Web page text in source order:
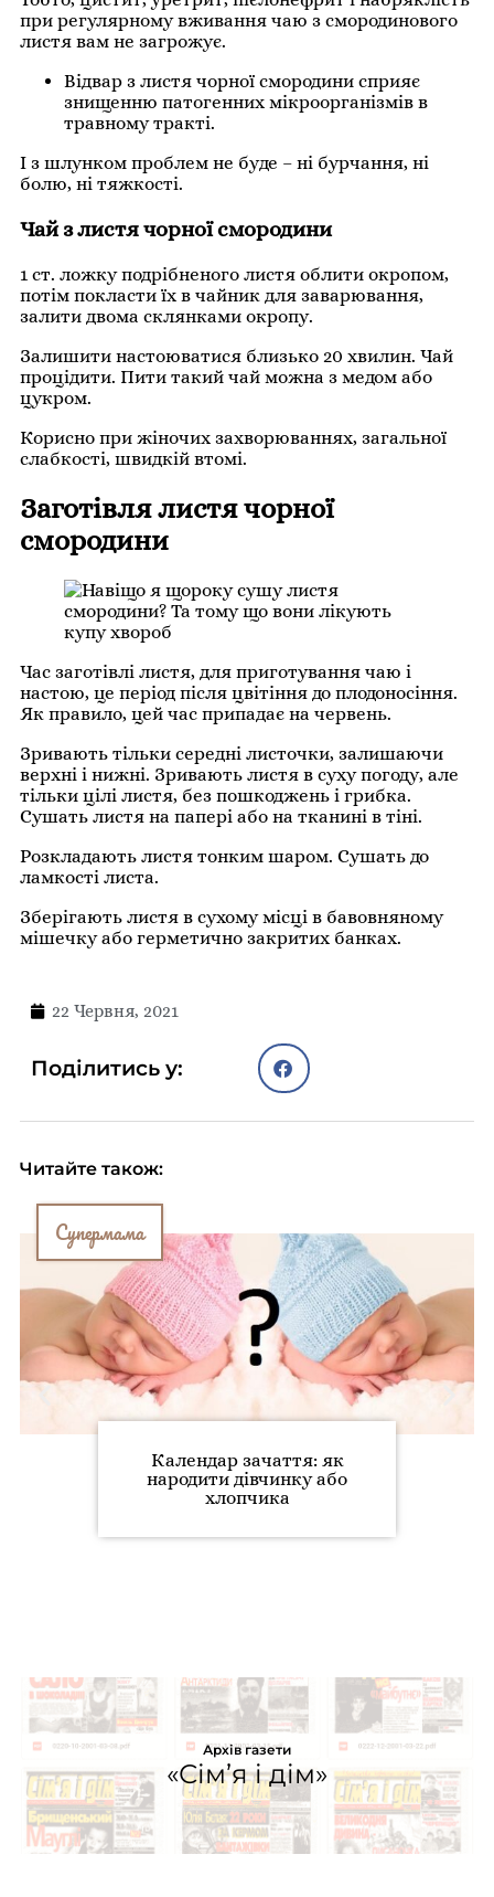
при регулярному вживання чаю з смородинового
листя вам не загрожує.
Відвар з листя чорної смородини сприяє
знищенню патогенних мікроорганізмів в
травному тракті.
І з шлунком проблем не буде – ні бурчання, ні
болю, ні тяжкості.
Чай з листя чорної смородини
1 ст. ложку подрібненого листя облити окропом,
потім покласти їх в чайник для заварювання,
залити двома склянками окропу.
Залишити настоюватися близько 20 хвилин. Чай
процідити. Пити такий чай можна з медом або
цукром.
Корисно при жіночих захворюваннях, загальної
слабкості, швидкій втомі.
Заготівля листя чорної
смородини
Час заготівлі листя, для приготування чаю і
настою, це період після цвітіння до плодоносіння.
Як правило, цей час припадає на червень.
Зривають тільки середні листочки, залишаючи
верхні і нижні. Зривають листя в суху погоду, але
тільки цілі листя, без пошкоджень і грибка.
Сушать листя на папері або на тканині в тіні.
Розкладають листя тонким шаром. Сушать до
ламкості листа.
Зберігають листя в сухому місці в бавовняному
мішечку або герметично закритих банках.
22 Червня, 2021
Поділитись у:
Читайте також:
Супермама
Календар зачаття: як
народити дівчинку або
хлопчика
Архів газети
«Сім’я і дім»